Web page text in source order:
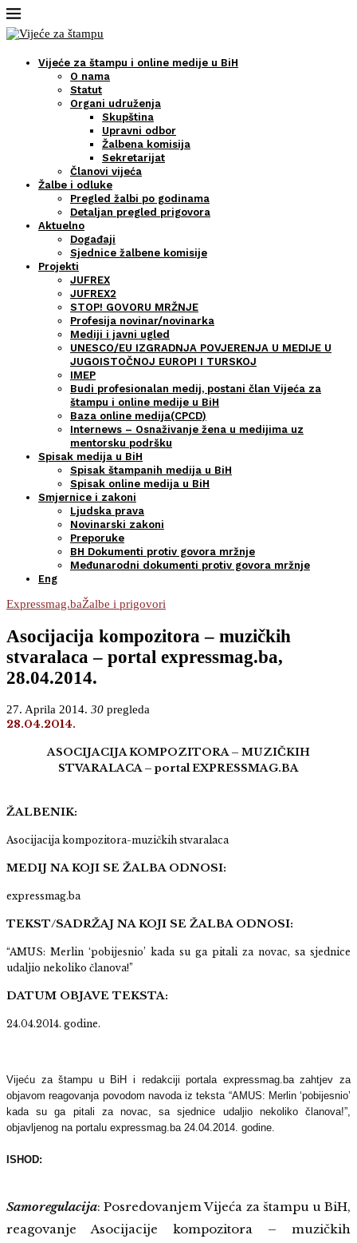
Vijeće za štampu i online medije u BiH
O nama
Statut
Organi udruženja
Skupština
Upravni odbor
Žalbena komisija
Sekretarijat
Članovi vijeća
Žalbe i odluke
Pregled žalbi po godinama
Detaljan pregled prigovora
Aktuelno
Događaji
Sjednice žalbene komisije
Projekti
JUFREX
JUFREX2
STOP! GOVORU MRŽNJE
Profesija novinar/novinarka
Mediji i javni ugled
UNESCO/EU IZGRADNJA POVJERENJA U MEDIJE U
JUGOISTOČNOJ EUROPI I TURSKOJ
IMEP
Budi profesionalan medij, postani član Vijeća za
štampu i online medije u BiH
Baza online medija(CPCD)
Internews – Osnaživanje žena u medijima uz
mentorsku podršku
Spisak medija u BiH
Spisak štampanih medija u BiH
Spisak online medija u BiH
Smjernice i zakoni
Ljudska prava
Novinarski zakoni
Preporuke
BH Dokumenti protiv govora mržnje
Međunarodni dokumenti protiv govora mržnje
Eng
Expressmag.baŽalbe i prigovori
Asocijacija kompozitora – muzičkih
stvaralaca – portal expressmag.ba,
28.04.2014.
27. Aprila 2014. 30 pregleda
28.04.2014.
ASOCIJACIJA KOMPOZITORA – MUZIČKIH
STVARALACA – portal EXPRESSMAG.BA
ŽALBENIK:
Asocijacija kompozitora-muzičkih stvaralaca
MEDIJ NA KOJI SE ŽALBA ODNOSI:
expressmag.ba
TEKST/SADRŽAJ NA KOJI SE ŽALBA ODNOSI:
“AMUS: Merlin ‘pobijesnio’ kada su ga pitali za novac, sa sjednice
udaljio nekoliko članova!”
DATUM OBJAVE TEKSTA:
24.04.2014. godine.
Vijeću za štampu u BiH i redakciji portala expressmag.ba zahtjev za
objavom reagovanja povodom navoda iz teksta “AMUS: Merlin ‘pobijesnio’
kada su ga pitali za novac, sa sjednice udaljio nekoliko članova!”,
objavljenog na portalu expressmag.ba 24.04.2014. godine.
ISHOD:
Samoregulacija: Posredovanjem Vijeća za štampu u BiH,
reagovanje Asocijacije kompozitora – muzičkih